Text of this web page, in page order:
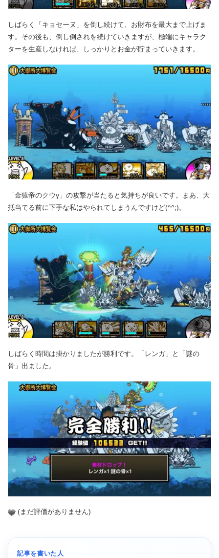
しばらく「キョセーヌ」を倒し続けて、お財布を最大まで上げま
す。その後も、倒し倒されを続けていきますが、極端にキャラク
ターを生産しなければ、しっかりとお金が貯まっていきます。
「金猿帝のクウγ」の攻撃が当たると気持ちが良いです。まあ、大
抵当てる前に下手な私はやられてしまうんですけど(^^;)。
しばらく時間は掛かりましたが勝利です。「レンガ」と「謎の
骨」出ました。
(まだ評価がありません)
記事を書いた人